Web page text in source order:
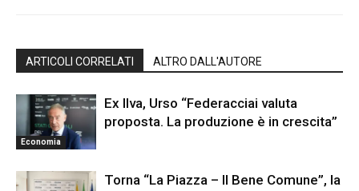
ARTICOLI CORRELATI ALTRO DALL'AUTORE
Economia
Ex Ilva, Urso “Federacciai valuta
proposta. La produzione è in crescita”
Torna “La Piazza – Il Bene Comune”, la